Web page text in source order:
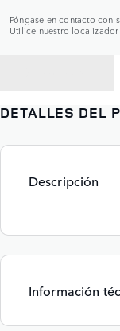
Póngase en contacto
Utilice nuestro
DETALLES DEL
Descripción
Información